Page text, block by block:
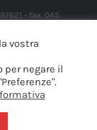
- fax. 045
vostra
per negare il